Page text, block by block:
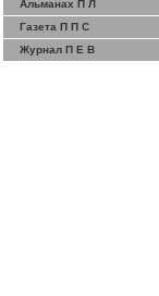
Альманах П Л
Газета П П С
Журнал П Е В